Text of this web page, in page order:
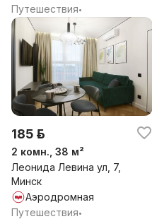
Путешествия•
185 р.
2 комн., 38 м²
Леонида Левина ул, 7,
Минск
Аэродромная
Путешествия•